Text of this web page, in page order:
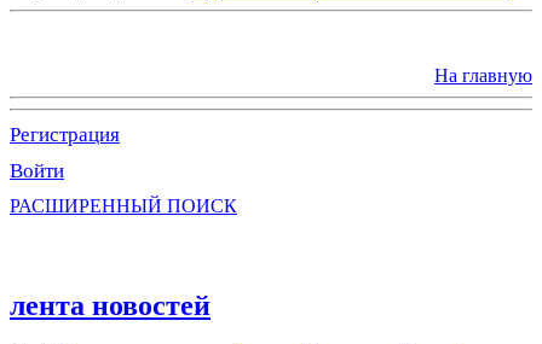
На главную
Регистрация
Войти
РАСШИРЕННЫЙ ПОИСК
лента новостей